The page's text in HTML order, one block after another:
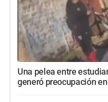
Una pelea entre
generó preocupación